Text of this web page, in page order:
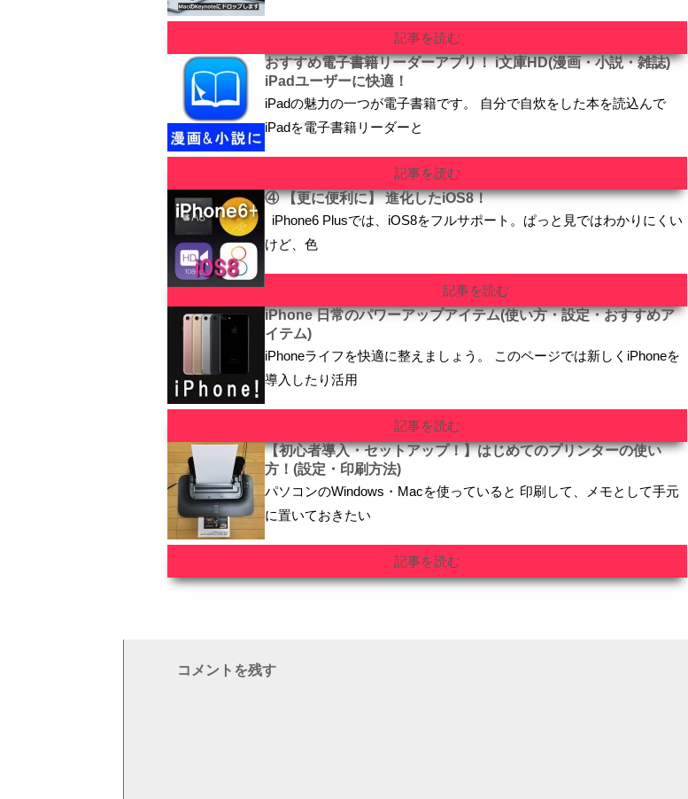
記事を読む
おすすめ電子書籍リーダーアプリ！ i文庫HD(漫画・小説・雑誌)
iPadユーザーに快適！
iPadの魅力の一つが電子書籍です。 自分で自炊をした本を読込んで
iPadを電子書籍リーダーと
記事を読む
④ 【更に便利に】 進化したiOS8！
iPhone6 Plusでは、iOS8をフルサポート。ぱっと見ではわかりにくい
けど、色
記事を読む
iPhone 日常のパワーアップアイテム(使い方・設定・おすすめア
イテム)
iPhoneライフを快適に整えましょう。 このページでは新しくiPhoneを
導入したり活用
記事を読む
【初心者導入・セットアップ！】はじめてのプリンターの使い
方！(設定・印刷方法)
パソコンのWindows・Macを使っていると 印刷して、メモとして手元
に置いておきたい
記事を読む
コメントを残す